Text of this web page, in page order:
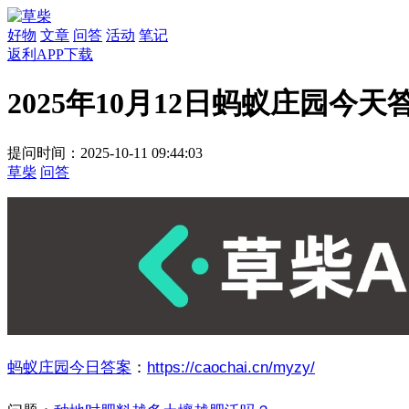
好物 文章 问答 活动 笔记
返利APP下载
2025年10月12日蚂蚁庄园今天
提问时间：2025-10-11 09:44:03
草柴 问答
蚂蚁庄园今日答案 ： https://caochai.cn/myzy/